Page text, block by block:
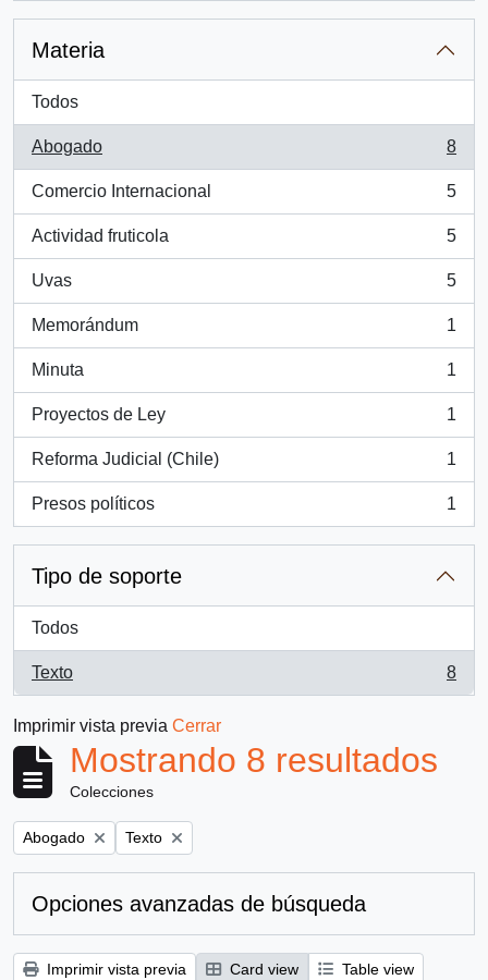
Materia
Todos
Abogado
, 8 resultados
8
Comercio Internacional
, 5 resultados
5
Actividad fruticola
, 5 resultados
5
Uvas
, 5 resultados
5
Memorándum
, 1 resultados
1
Minuta
, 1 resultados
1
Proyectos de Ley
, 1 resultados
1
Reforma Judicial (Chile)
, 1 resultados
1
Presos políticos
, 1 resultados
1
Tipo de soporte
Todos
Texto
, 8 resultados
8
Imprimir vista previa Cerrar
Mostrando 8 resultados
Colecciones
Remove filter:
Abogado Remove filter:
Texto
Opciones avanzadas de búsqueda
Imprimir vista previa Card view Table view